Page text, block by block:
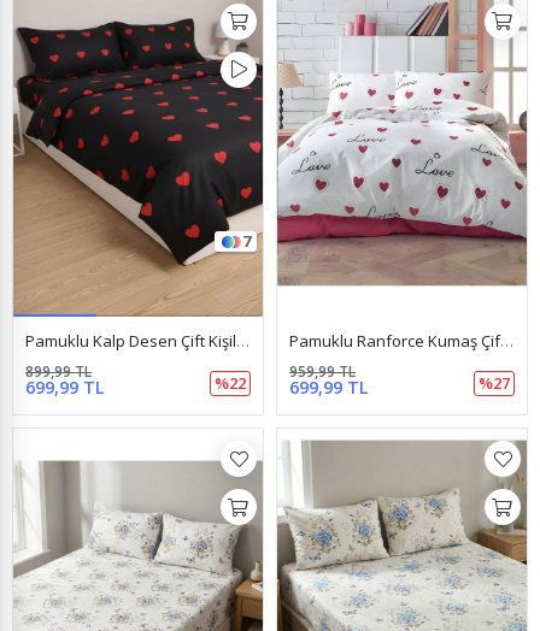
7
Pamuklu Kalp Desen Çift Kişilik Nevresim Takımı (Çarşafı Lastikli) Siyah
699,99 TL
899,99 TL
%22
Pamuklu Ranforce Kumaş Çift Kişilik Nevresim Takımı ( Çarşafı Lastikli ) Love Desen
699,99 TL
959,99 TL
%27